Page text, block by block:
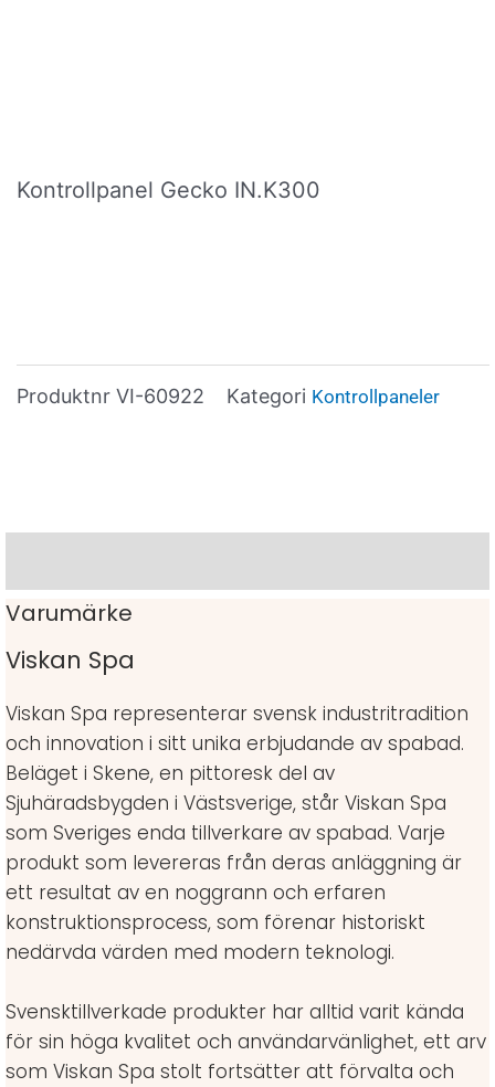
Kontrollpanel Gecko IN.K300
Produktnr VI-60922 Kategori Kontrollpaneler
Varumärke
Viskan Spa
Viskan Spa representerar svensk industritradition
och innovation i sitt unika erbjudande av spabad.
Beläget i Skene, en pittoresk del av
Sjuhäradsbygden i Västsverige, står Viskan Spa
som Sveriges enda tillverkare av spabad. Varje
produkt som levereras från deras anläggning är
ett resultat av en noggrann och erfaren
konstruktionsprocess, som förenar historiskt
nedärvda värden med modern teknologi.
Svensktillverkade produkter har alltid varit kända
för sin höga kvalitet och användarvänlighet, ett arv
som Viskan Spa stolt fortsätter att förvalta och